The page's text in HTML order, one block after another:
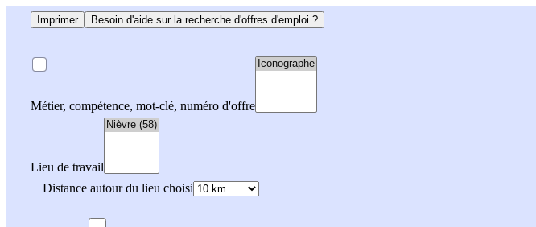
Imprimer Besoin d'aide sur la recherche d'offres d'emploi ?
Métier, compétence, mot-clé, numéro d'offre
Lieu de travail
Distance autour du lieu choisi